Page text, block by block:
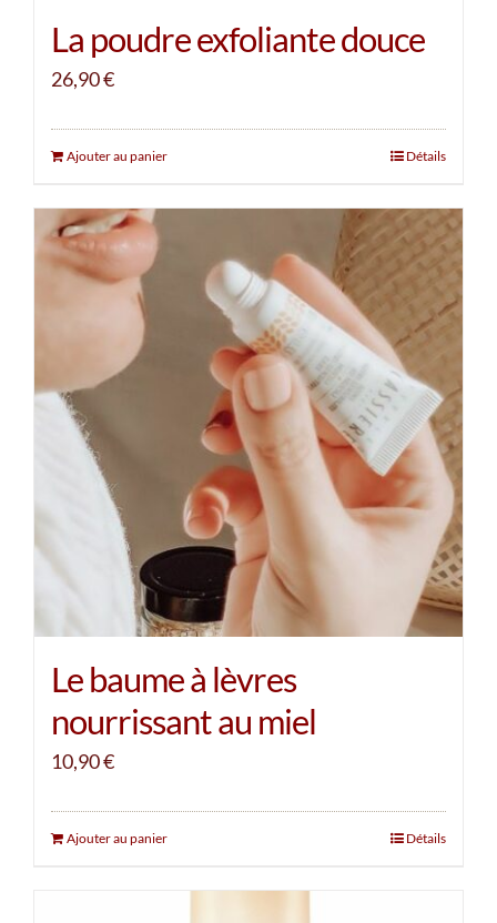
La poudre exfoliante douce
26,90€
Ajouter au panier Détails
Le baume à lèvres
nourrissant au miel
10,90€
Ajouter au panier Détails